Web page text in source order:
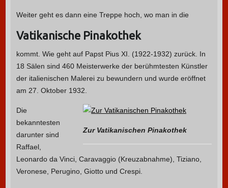
Weiter geht es dann eine Treppe hoch, wo man in die
Vatikanische Pinakothek
kommt. Wie geht auf Papst Pius XI. (1922-1932) zurück. In
18 Sälen sind 460 Meisterwerke der berühmtesten Künstler
der italienischen Malerei zu bewundern und wurde eröffnet
am 27. Oktober 1932.
Zur Vatikanischen Pinakothek
Die
bekanntesten
darunter sind
Raffael,
Leonardo da Vinci, Caravaggio (Kreuzabnahme), Tiziano,
Veronese, Perugino, Giotto und Crespi.